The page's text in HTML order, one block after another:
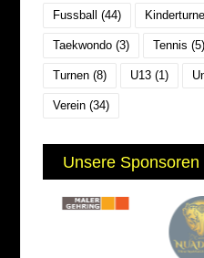
Fussball (44)
Taekwondo(3) Tennis (5)
Turnen(8) U13(1)
Verein(34)
Unsere Sponsoren